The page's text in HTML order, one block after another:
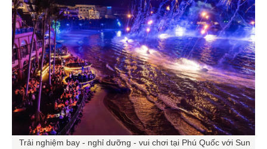
Trải nghiệm bay - nghỉ dưỡng - vui chơi tại Phú Quốc với Sun